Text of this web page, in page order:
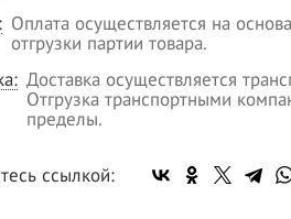
Оплата осуществляется на
отгрузки партии товара.
Доставка осуществляется
Отгрузка транспортными
пределы.
ссылкой: